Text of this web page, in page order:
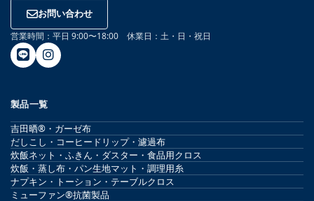
お問い合わせ
営業時間：平日 9:00〜18:00 休業日：土・日・祝日
製品一覧
吉田晒®・ガーゼ布
だしこし・コーヒードリップ・濾過布
炊飯ネット・ふきん・ダスター・食品用クロス
炊飯・蒸し布・パン生地マット・調理用糸
ナプキン・トーション・テーブルクロス
ミューファン®抗菌製品